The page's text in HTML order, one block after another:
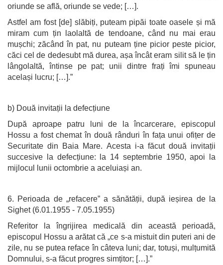
oriunde se află, oriunde se vede; […].
Astfel am fost [de] slăbiți, puteam pipăi toate oasele și mă
miram cum țin laolaltă de tendoane, când nu mai erau
mușchi; zăcând în pat, nu puteam ține picior peste picior,
căci cel de dedesubt mă durea, așa încât eram silit să le țin
lângolaltă, întinse pe pat; unii dintre frați îmi spuneau
același lucru; […].”
b) Două invitații la defecțiune
După aproape patru luni de la încarcerare, episcopul
Hossu a fost chemat în două rânduri în fața unui ofițer de
Securitate din Baia Mare. Acesta i-a făcut două invitații
succesive la defecțiune: la 14 septembrie 1950, apoi la
mijlocul lunii octombrie a aceluiași an.
6. Perioada de „refacere” a sănătății, după ieșirea de la
Sighet (6.01.1955 - 7.05.1955)
Referitor la îngrijirea medicală din această perioadă,
episcopul Hossu a arătat că „ce s-a mistuit din puteri ani de
zile, nu se putea reface în câteva luni; dar, totuși, mulțumită
Domnului, s-a făcut progres simțitor; […].”